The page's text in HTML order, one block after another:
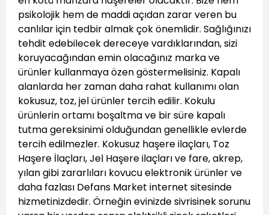
psikolojik hem de maddi açıdan zarar veren bu
canlılar için tedbir almak çok önemlidir. Sağlığınızı
tehdit edebilecek dereceye vardıklarından, sizi
koruyacağından emin olacağınız marka ve
ürünler kullanmaya özen göstermelisiniz. Kapalı
alanlarda her zaman daha rahat kullanımı olan
kokusuz, toz, jel ürünler tercih edilir. Kokulu
ürünlerin ortamı boşaltma ve bir süre kapalı
tutma gereksinimi olduğundan genellikle evlerde
tercih edilmezler. Kokusuz haşere ilaçları, Toz
Haşere İlaçları, Jel Haşere ilaçları ve fare, akrep,
yılan gibi zararlıları kovucu elektronik ürünler ve
daha fazlası Defans Market internet sitesinde
hizmetinizdedir. Örneğin evinizde sivrisinek sorunu